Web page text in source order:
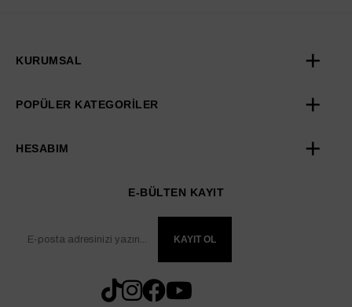
KURUMSAL
POPÜLER KATEGORİLER
HESABIM
E-BÜLTEN KAYIT
KAYIT OL